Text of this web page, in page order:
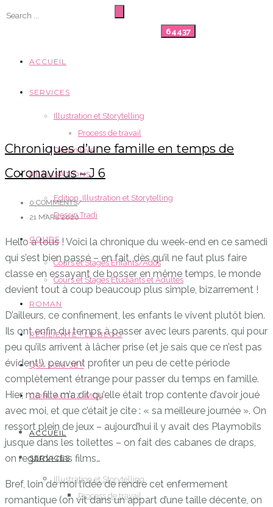
ACCUEIL
SERVICES
Illustration et Storytelling
Process de travail
Dessin Live
RÉALISATIONS
Edition, Illustration et Storytelling
Dessin Tradi
COURS
Cours et Stages Enfants/Ados
Cours et Stages Etudiants et Adultes
ROMAN
RESILIENTE ! LE BLOG
QUI SUIS-JE?
CONTACTEZ-MOI
ACCUEIL
SERVICES
Illustration et Storytelling
Process de travail
Chroniques d’une famille en temps de
Coronavirus – J 6
0 COMMENTS/
21 MARS 2020
Hello à tous ! Voici la chronique du week-end en ce samedi
qui s’est bien passé – en fait, dès qu’il ne faut plus faire
classe en essayant de bosser en même temps, le monde
devient tout à coup beaucoup plus simple, bizarrement !
D’ailleurs, ce confinement, les enfants le vivent plutôt bien.
Ils ont enfin du temps à passer avec leurs parents, qui pour
peu qu’ils arrivent à lâcher prise (et je sais que ce n’est pas
évident!), peuvent profiter un peu de cette période
complètement étrange pour passer du temps en famille.
Hier, ma fille m’a dit qu’elle était trop contente d’avoir joué
avec moi, et que c’était je cite : « sa meilleure journée ». On
ressort plein de jeux – aujourd’hui il y avait des Playmobils
jusque dans les toilettes – on fait des cabanes de draps,
on regarde des films…
Bref, loin de moi l’idée de rendre cet enfermement
romantique (on vit dans un appart d’une taille décente, on